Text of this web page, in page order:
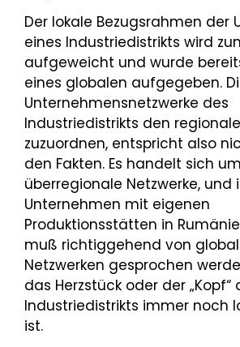
Der lokale Bezugsrahmen der
eines Industriedistrikts wird
aufgeweicht und wurde
eines globalen aufgegeben.
Unternehmensnetzwerke des
Industriedistrikts den
zuzuordnen, entspricht also
den Fakten. Es handelt sich um
überregionale Netzwerke, und
Unternehmen mit eigenen
Produktionsstätten in
muß richtiggehend von
Netzwerken gesprochen
das Herzstück oder der „Kopf“
Industriedistrikts immer noch
ist.